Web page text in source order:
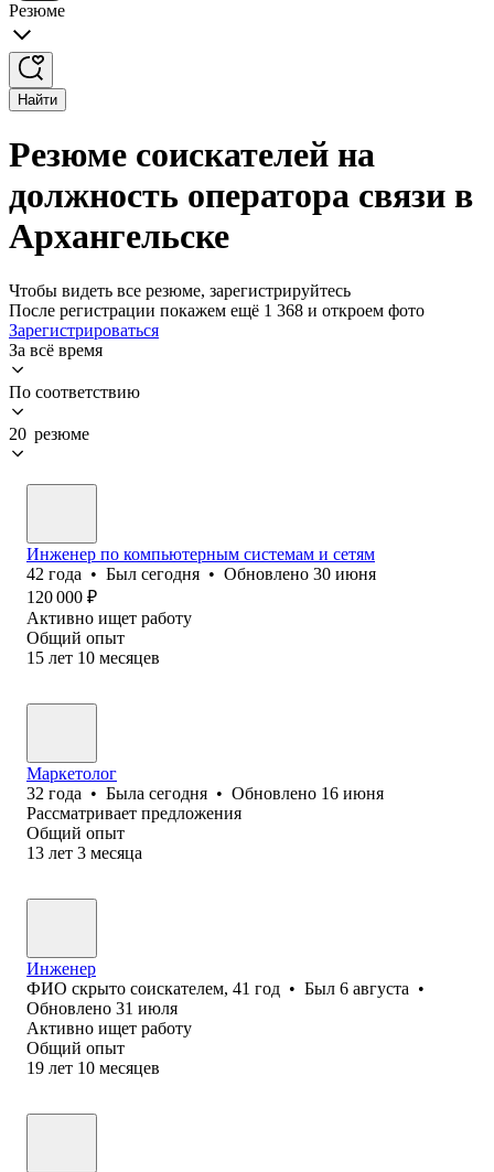
Резюме
Найти
Резюме соискателей на
должность оператора связи в
Архангельске
Чтобы видеть все резюме, зарегистрируйтесь
После регистрации покажем ещё 1 368 и откроем фото
Зарегистрироваться
За всё время
По соответствию
20 резюме
Инженер по компьютерным системам и сетям
42 года • Был сегодня • Обновлено 30 июня
120 000 ₽
Активно ищет работу
Общий опыт
15 лет 10 месяцев
Маркетолог
32 года • Была сегодня • Обновлено 16 июня
Рассматривает предложения
Общий опыт
13 лет 3 месяца
Инженер
ФИО скрыто соискателем, 41 год • Был 6 августа •
Обновлено 31 июля
Активно ищет работу
Общий опыт
19 лет 10 месяцев